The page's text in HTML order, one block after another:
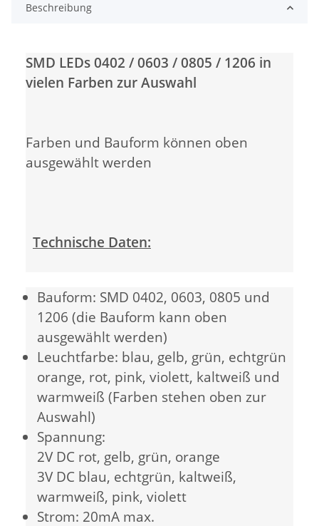
Beschreibung
SMD LEDs 0402 / 0603 / 0805 / 1206 in
vielen Farben zur Auswahl
Farben und Bauform können oben
ausgewählt werden
Technische Daten:
Bauform: SMD 0402, 0603, 0805 und
1206 (die Bauform kann oben
ausgewählt werden)
Leuchtfarbe: blau, gelb, grün, echtgrün
orange, rot, pink, violett, kaltweiß und
warmweiß (Farben stehen oben zur
Auswahl)
Spannung:
2V DC rot, gelb, grün, orange
3V DC blau, echtgrün, kaltweiß,
warmweiß, pink, violett
Strom: 20mA max.